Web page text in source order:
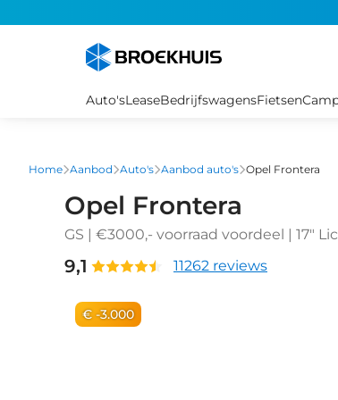
Auto'sLeaseBedrijfswagensFietsen
Home Aanbod Auto's Aanbod auto's Opel Frontera
Opel Frontera
GS | €3000,- voorraad voordeel | 17"
9,1 11262 reviews
€ -3.000